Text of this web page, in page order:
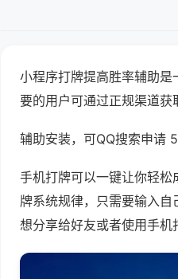
小程序打牌提高胜率辅助是
要的用户可通过正规渠道获
辅助安装，可QQ搜索申请
手机打牌可以一键让你轻松
牌系统规律，只需要输入
想分享给好友或者使用手机